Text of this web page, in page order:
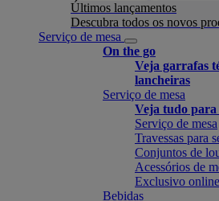
Últimos lançamentos
Descubra todos os novos
Serviço de mesa
On the go
Veja garrafas
lancheiras
Serviço de mesa
Veja tudo para
Serviço de mesa
Travessas para
Conjuntos de
Acessórios de
Exclusivo online
Bebidas